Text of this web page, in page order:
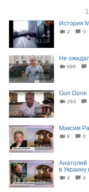
1
41:19
История
2 0
00:39
Не
696
00:24
Gun Done
263
04:56
Максим
8 0
19:27
Анатолий
в Украину
4 0